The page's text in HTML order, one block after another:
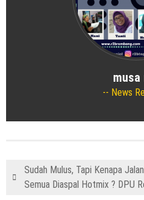
musa
News
Sudah Mulus, Tapi Kenapa
Semua Diaspal Hotmix ? DPU